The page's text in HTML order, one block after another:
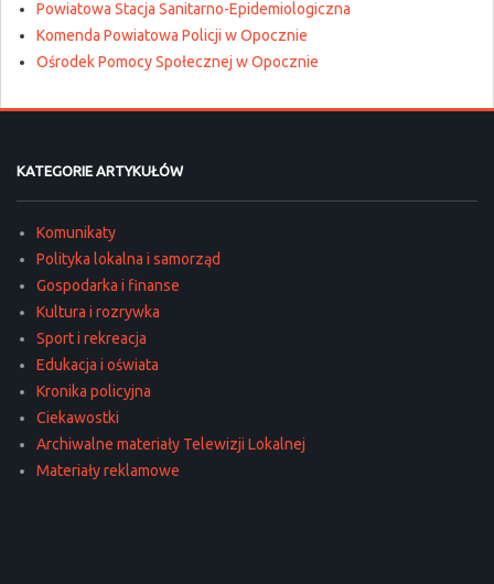
Powiatowa Stacja Sanitarno-Epidemiologiczna
Komenda Powiatowa Policji w Opocznie
Ośrodek Pomocy Społecznej w Opocznie
KATEGORIE ARTYKUŁÓW
Komunikaty
Polityka lokalna i samorząd
Gospodarka i finanse
Kultura i rozrywka
Sport i rekreacja
Edukacja i oświata
Kronika policyjna
Ciekawostki
Archiwalne materiały Telewizji Lokalnej
Materiały reklamowe